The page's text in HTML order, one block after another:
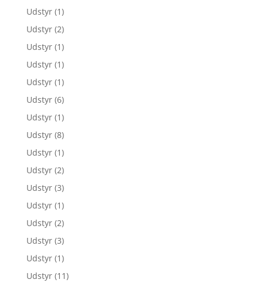
Udstyr (1)
Udstyr (2)
Udstyr (1)
Udstyr (1)
Udstyr (1)
Udstyr (6)
Udstyr (1)
Udstyr (8)
Udstyr (1)
Udstyr (2)
Udstyr (3)
Udstyr (1)
Udstyr (2)
Udstyr (3)
Udstyr (1)
Udstyr (11)